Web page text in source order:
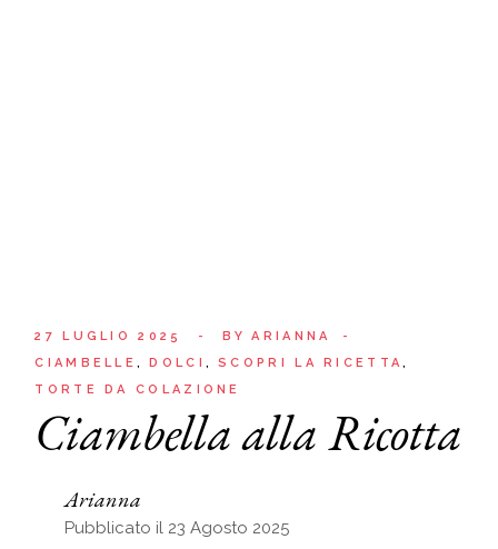
27 LUGLIO 2025 BY
ARIANNA
CIAMBELLE
DOLCI
SCOPRI LA RICETTA
TORTE DA COLAZIONE
Ciambella alla Ricotta
Arianna
Pubblicato il 23 Agosto 2025